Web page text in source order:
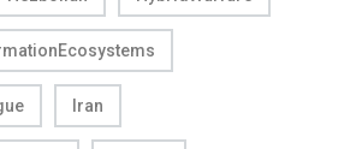
Iran